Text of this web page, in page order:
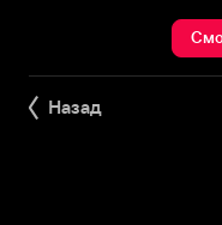
Назад